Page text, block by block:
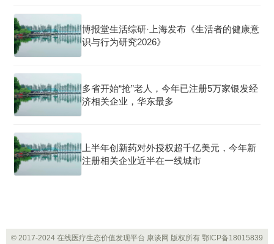
博报堂生活综研·上海发布《生活者的健康意
识与行为研究2026》
多省开始“抢”老人，今年已注册5万家银发经
济相关企业，华东最多
上半年创新药对外授权超千亿美元，今年新
注册相关企业近半在一线城市
© 2017-2024 在线医疗生态价值发现平台 康谈网 版权所有 鄂ICP备18015839